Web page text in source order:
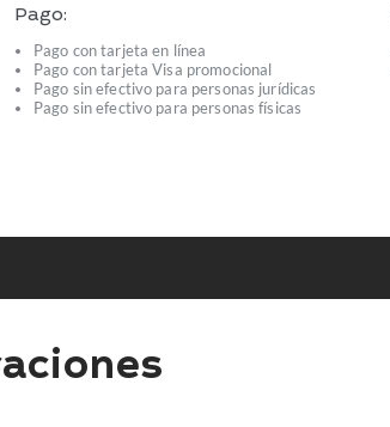
Pago:
Pago con tarjeta en línea
Pago con tarjeta Visa promocional
Pago sin efectivo para personas jurídicas
Pago sin efectivo para personas físicas